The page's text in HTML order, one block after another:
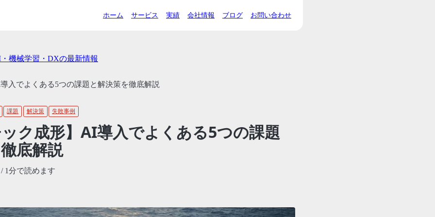
ホーム サービス 実績 会社情報 ブログ お問い合わせ
機械学習・DXの最新情報
入でよくある5つの課題と解決策を徹底解説
課題 解決策 失敗事例
ク成形】AI導入でよくある5つの課題
底解説
1分で読めます